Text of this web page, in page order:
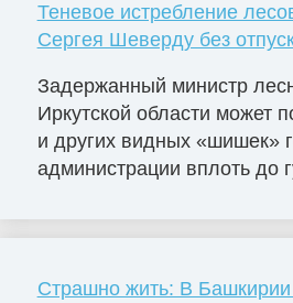
Теневое истребление
Сергея Шеверду без
Задержанный министр
Иркутской области может
и других видных «шишек»
администрации вплоть до
Страшно жить: В